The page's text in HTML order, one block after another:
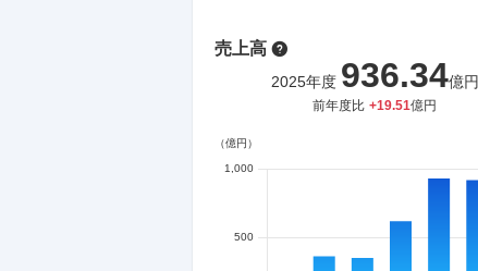
売上高
2025年度 936.34億円
前年度比 +19.51億円